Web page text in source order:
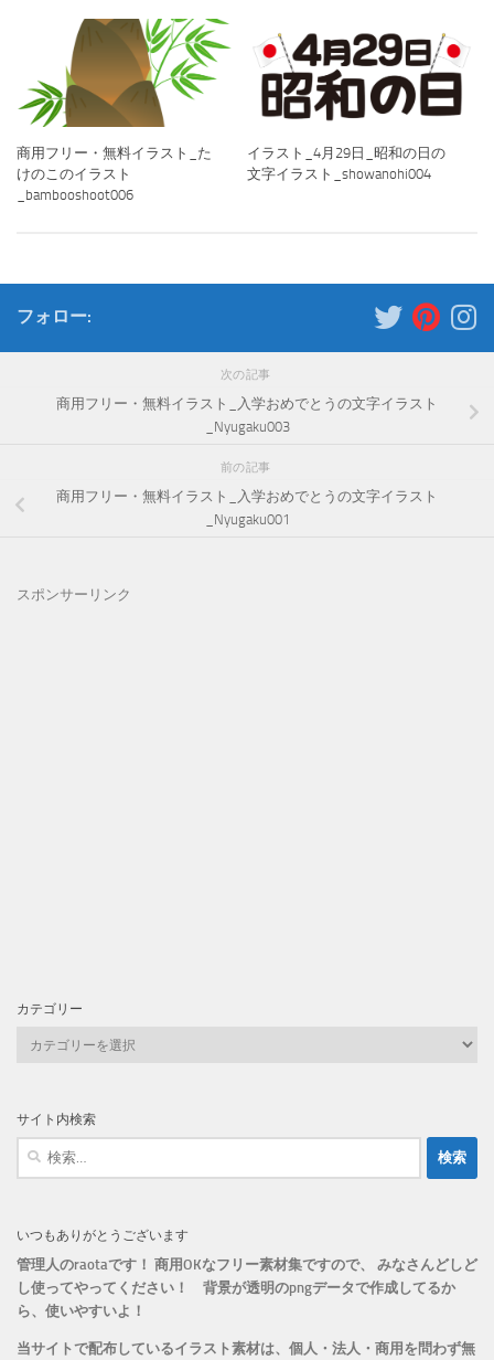
商用フリー・無料イラスト_た
けのこのイラスト
_bambooshoot006
イラスト_4月29日_昭和の日の
文字イラスト_showanohi004
フォロー:
次の記事
商用フリー・無料イラスト_入学おめでとうの文字イラスト
_Nyugaku003
前の記事
商用フリー・無料イラスト_入学おめでとうの文字イラスト
_Nyugaku001
スポンサーリンク
カテゴリー
ー
サイト内検索
いつもありがとうございます
管理人のraotaです！ 商用OKなフリー素材集ですので、 みなさんどしど
し使ってやってください！ 背景が透明のpngデータで作成してるか
ら、 使いやすいよ！
当サイトで配布しているイラスト素材は、個人・法人・商用を問わず無